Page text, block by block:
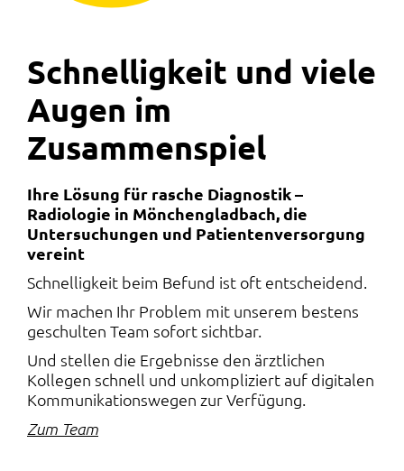
Schnelligkeit und viele
Augen im
Zusammenspiel
Ihre Lösung für rasche Diagnostik –
Radiologie in Mönchengladbach, die
Untersuchungen und Patientenversorgung
vereint
Schnelligkeit beim Befund ist oft entscheidend.
Wir machen Ihr Problem mit unserem bestens
geschulten Team sofort sichtbar.
Und stellen die Ergebnisse den ärztlichen
Kollegen schnell und unkompliziert auf digitalen
Kommunikationswegen zur Verfügung.
Zum Team